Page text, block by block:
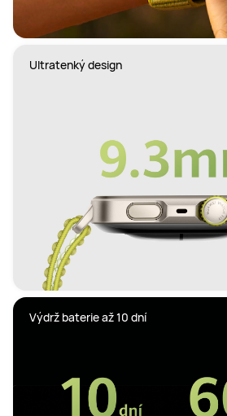
Ultratenký design
Výdrž baterie až 10 dní